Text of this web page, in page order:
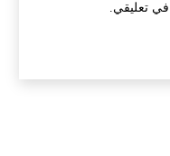
في تعليقي.